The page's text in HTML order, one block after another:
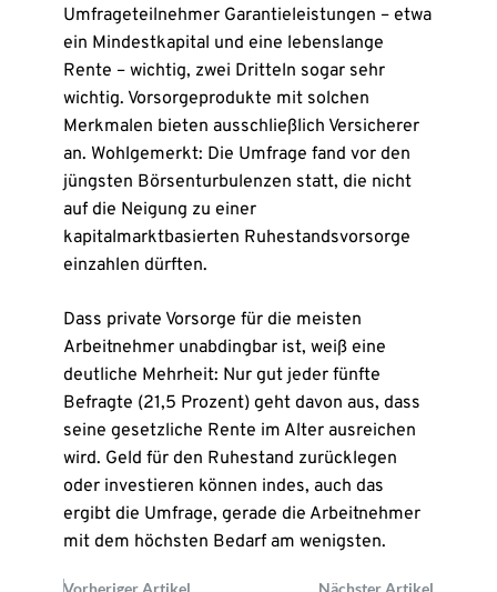
Umfrageteilnehmer Garantieleistungen – etwa
ein Mindestkapital und eine lebenslange
Rente – wichtig, zwei Dritteln sogar sehr
wichtig. Vorsorgeprodukte mit solchen
Merkmalen bieten ausschließlich Versicherer
an. Wohlgemerkt: Die Umfrage fand vor den
jüngsten Börsenturbulenzen statt, die nicht
auf die Neigung zu einer
kapitalmarktbasierten Ruhestandsvorsorge
einzahlen dürften.
Dass private Vorsorge für die meisten
Arbeitnehmer unabdingbar ist, weiß eine
deutliche Mehrheit: Nur gut jeder fünfte
Befragte (21,5 Prozent) geht davon aus, dass
seine gesetzliche Rente im Alter ausreichen
wird. Geld für den Ruhestand zurücklegen
oder investieren können indes, auch das
ergibt die Umfrage, gerade die Arbeitnehmer
mit dem höchsten Bedarf am wenigsten.
Vorheriger Artikel Nächster Artikel